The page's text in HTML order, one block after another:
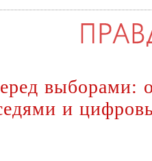
выборами:
и